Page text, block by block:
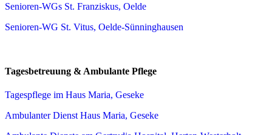
Senioren-WGs St. Franziskus, Oelde
Senioren-WG St. Vitus, Oelde-Sünninghausen
Tagesbetreuung & Ambulante Pflege
Tagespflege im Haus Maria, Geseke
Ambulanter Dienst Haus Maria, Geseke